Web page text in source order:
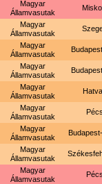
Magyar
Államvasutak
Magyar
Államvasutak
Magyar
Államvasutak
Magyar
Államvasutak
Magyar
Államvasutak
Magyar
Államvasutak
Magyar
Államvasutak
Magyar
Államvasutak
Magyar
Államvasutak